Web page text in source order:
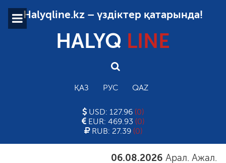
Halyqline.kz – үздіктер қатарында!
HALYQ LINE
ҚАЗ РУС QAZ
USD: 127.96 (0)
EUR: 469.93 (0)
RUB: 27.39 (0)
06.08.2026 Арал. Ажал.